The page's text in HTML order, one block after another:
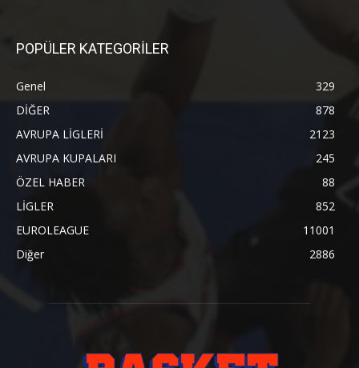
POPÜLER KATEGORİLER
Genel
329
DİĞER
878
AVRUPA LİGLERİ
2123
AVRUPA KUPALARI
245
ÖZEL HABER
88
LİGLER
852
EUROLEAGUE
11001
Diğer
2886